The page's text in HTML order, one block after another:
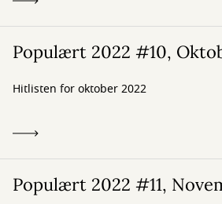
Populært 2022 #10,
Hitlisten for oktober 2022
Populært 2022 #11,